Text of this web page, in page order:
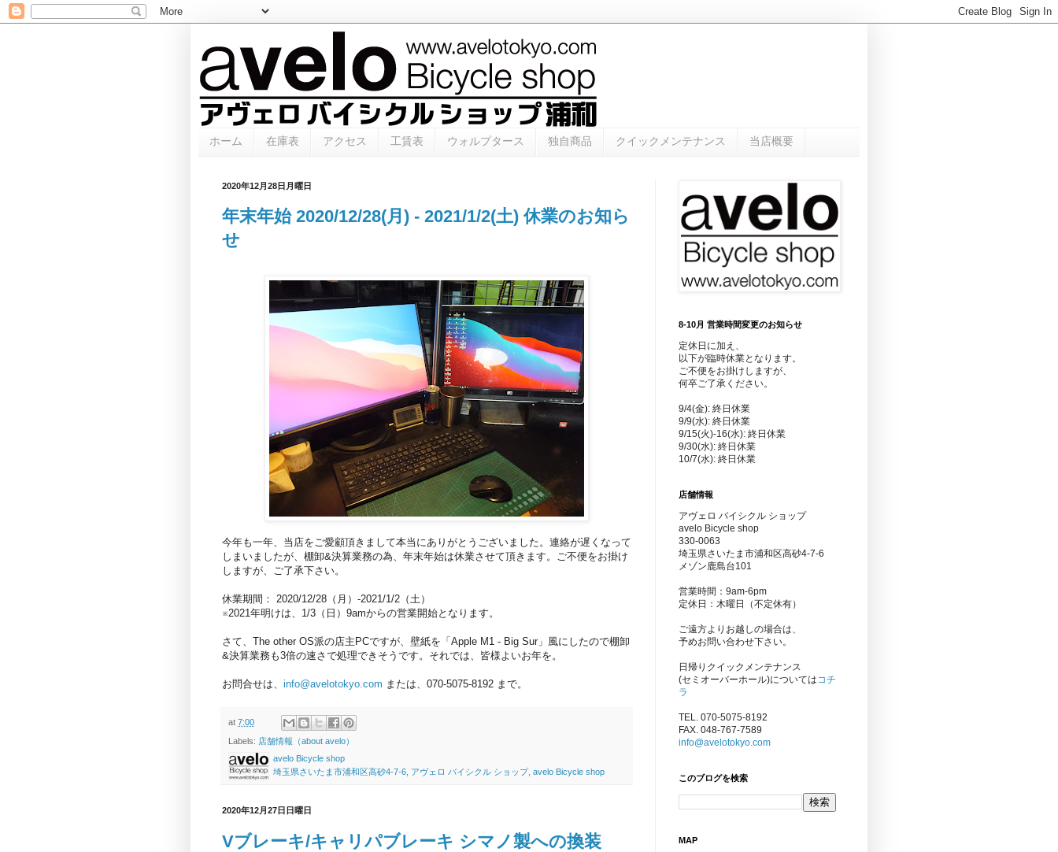
ホーム 在庫表 アクセス 工賃表 ウォルプタース 独自商品 クイックメンテナンス 当店概要
2020年12月28日月曜日
年末年始 2020/12/28(月) - 2021/1/2(土) 休業のお知ら
せ
今年も一年、当店をご愛顧頂きまして本当にありがとうございました。連絡が遅くなって
しまいましたが、棚卸&決算業務の為、年末年始は休業させて頂きます。ご不便をお掛け
しますが、ご了承下さい。
休業期間： 2020/12/28（月）-2021/1/2（土）
※2021年明けは、1/3（日）9amからの営業開始となります。
さて、The other OS派の店主PCですが、壁紙を「Apple M1 - Big Sur」風にしたので棚卸
&決算業務も3倍の速さで処理できそうです。それでは、皆様よいお年を。
お問合せは、 info@avelotokyo.com または、070-5075-8192 まで。
at 7:00
Labels: 店舗情報（about avelo）
avelo Bicycle shop
埼玉県さいたま市浦和区高砂4-7-6, アヴェロ バイシクル ショップ, avelo Bicycle shop
2020年12月27日日曜日
Vブレーキ/キャリパブレーキ シマノ製への換装
8-10月 営業時間変更のお知らせ
定休日に加え、
以下が臨時休業となります。
ご不便をお掛けしますが、
何卒ご了承ください。
9/4(金): 終日休業
9/9(水): 終日休業
9/15(火)-16(水): 終日休業
9/30(水): 終日休業
10/7(水): 終日休業
店舗情報
アヴェロ バイシクル ショップ
avelo Bicycle shop
330-0063
埼玉県さいたま市浦和区高砂4-7-6
メゾン鹿島台101
営業時間：9am-6pm
定休日：木曜日（不定休有）
ご遠方よりお越しの場合は、
予めお問い合わせ下さい。
日帰りクイックメンテナンス
(セミオーバーホール)については コチ
ラ
TEL. 070-5075-8192
FAX. 048-767-7589
info@avelotokyo.com
このブログを検索
MAP